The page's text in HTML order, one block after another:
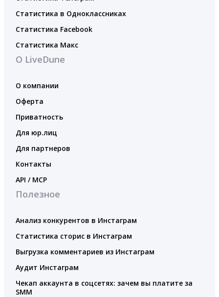
Статистика в Одноклассниках
Статистика Facebook
Статистика Макс
О LiveDune
О компании
Оферта
Приватность
Для юр.лиц
Для партнеров
Контакты
API / MCP
Полезное
Анализ конкурентов в Инстаграм
Статистика сторис в Инстаграм
Выгрузка комментариев из Инстаграм
Аудит Инстаграм
Чекап аккаунта в соцсетях: зачем вы платите за
SMM